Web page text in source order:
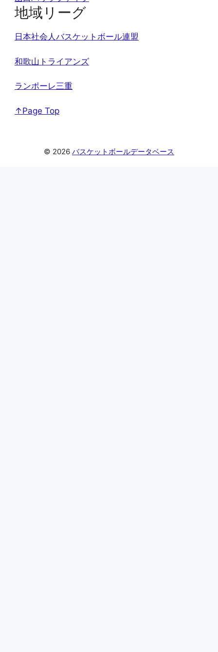
地域リーグ
日本社会人バスケットボール連盟
和歌山トライアンズ
ランポーレ三重
↑Page Top
© 2026 バスケットボールデータベース